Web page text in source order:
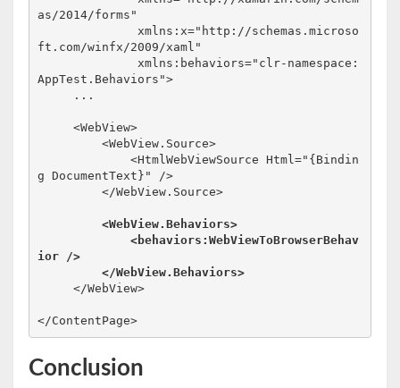
as/2014/forms"
xmlns:x="http://schemas.microso
ft.com/winfx/2009/xaml"
xmlns:behaviors="clr-namespace:
AppTest.Behaviors">
...
<WebView>
<WebView.Source>
<HtmlWebViewSource Html="{Bindin
g DocumentText}" />
</WebView.Source>
<WebView.Behaviors>
<behaviors:WebViewToBrowserBehav
ior />
</WebView.Behaviors>
</WebView>
</ContentPage>
Conclusion